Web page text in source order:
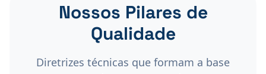
Nossos Pilares de
Qualidade
Diretrizes técnicas que formam a base